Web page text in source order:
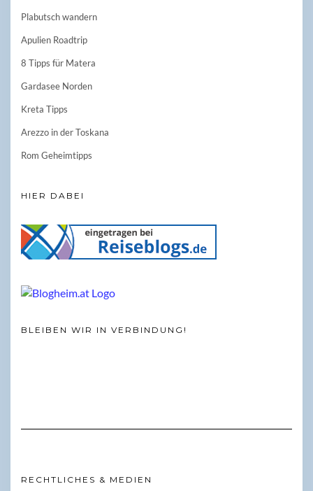
Plabutsch wandern
Apulien Roadtrip
8 Tipps für Matera
Gardasee Norden
Kreta Tipps
Arezzo in der Toskana
Rom Geheimtipps
HIER DABEI
BLEIBEN WIR IN VERBINDUNG!
RECHTLICHES & MEDIEN